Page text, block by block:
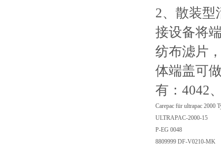
2、散装型
接设备将
纺布滤片
体端盖可
有：4042
Carepac für ultrapac 2000
ULTRAPAC-2000-15
P-EG 0048
8809999 DF-V0210-MK